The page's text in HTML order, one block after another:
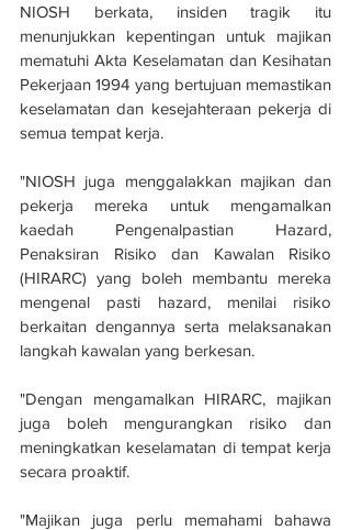
NIOSH berkata, insiden tragik itu
menunjukkan kepentingan untuk majikan
mematuhi Akta Keselamatan dan Kesihatan
Pekerjaan 1994 yang bertujuan memastikan
keselamatan dan kesejahteraan pekerja di
semua tempat kerja.
"NIOSH juga menggalakkan majikan dan
pekerja mereka untuk mengamalkan
kaedah Pengenalpastian Hazard,
Penaksiran Risiko dan Kawalan Risiko
(HIRARC) yang boleh membantu mereka
mengenal pasti hazard, menilai risiko
berkaitan dengannya serta melaksanakan
langkah kawalan yang berkesan.
"Dengan mengamalkan HIRARC, majikan
juga boleh mengurangkan risiko dan
meningkatkan keselamatan di tempat kerja
secara proaktif.
"Majikan juga perlu memahami bahawa